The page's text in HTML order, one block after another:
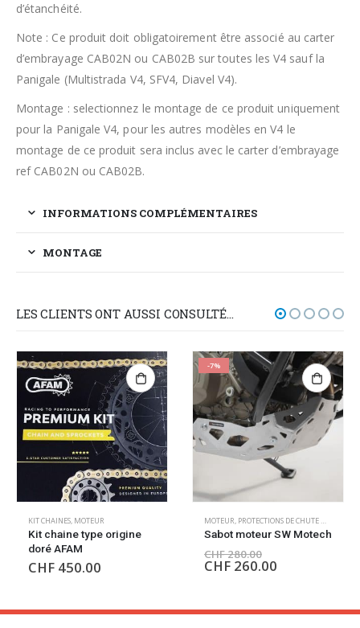
d’étanchéité.
Note : Ce produit doit obligatoirement être associé au carter
d’embrayage CAB02N ou CAB02B sur toutes les V4 sauf la
Panigale (Multistrada V4, SFV4, Diavel V4).
Montage : selectionnez le montage de ce produit uniquement
pour la Panigale V4, pour les autres modèles en V4 le
montage de ce produit sera inclus avec le carter d’embrayage
ref CAB02N ou CAB02B.
INFORMATIONS COMPLÉMENTAIRES
MONTAGE
LES CLIENTS ONT AUSSI CONSULTÉ…
-7%
MOTEUR,PROTECTIONS DE CHUTE MOTEUR
Sabot moteur SW Motech
CHF280.00
CHF 260.00
MOTEUR, PROTECTIONS DE CHUTE MOTEUR
Pare-moteur en tubes
d’acier Ducati
CHF 564.00